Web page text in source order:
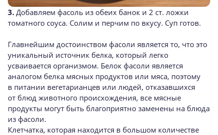
3. Добавляем фасоль из обеих банок и 2 ст. ложки
томатного соуса. Солим и перчим по вкусу. Суп готов.
Главнейшим достоинством фасоли является то, что это
уникальный источник белка, который легко
усваивается организмом. Белок фасоли является
аналогом белка мясных продуктов или мяса, поэтому
в питании вегетарианцев или людей, отказавшихся
от блюд животного происхождения, все мясные
продукты могут быть благоприятно заменены на блюда
из фасоли.
Клетчатка, которая находится в большом количестве